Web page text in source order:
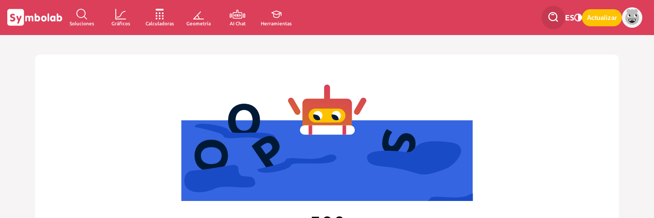
Soluciones Gráficos Calculadoras Geometría AI Chat Herramientas
ES Actualizar